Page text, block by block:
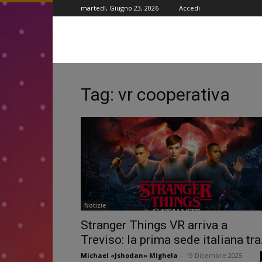
martedì, Giugno 23, 2026 Accedi
Tag: vr cooperativa
Notizie
Stranger Things VR arriva a
Treviso: la prima sede italiana
Michael «Jshodan» Mighela 19 Dicembre 2025